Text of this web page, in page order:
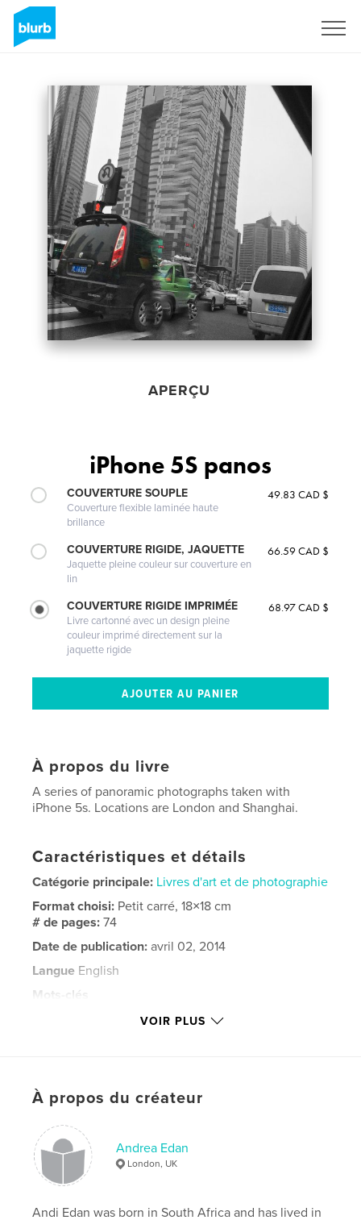
APERÇU
iPhone 5S panos
COUVERTURE SOUPLE
Couverture flexible laminée haute
brillance
49.83 CAD $
COUVERTURE RIGIDE, JAQUETTE
Jaquette pleine couleur sur couverture en
lin
66.59 CAD $
COUVERTURE RIGIDE IMPRIMÉE
Livre cartonné avec un design pleine
couleur imprimé directement sur la
jaquette rigide
68.97 CAD $
À propos du livre
A series of panoramic photographs taken with
iPhone 5s. Locations are London and Shanghai.
Caractéristiques et détails
Catégorie principale: Livres d'art et de photographie
Format choisi: Petit carré, 18×18 cm
# de pages:74
Date de publication: avril 02, 2014
Langue English
Mots-clés
Saatchi Gallery ,
,
VOIR PLUS
À propos du créateur
Andrea Edan
London, UK
Andi Edan was born in South Africa and has lived in